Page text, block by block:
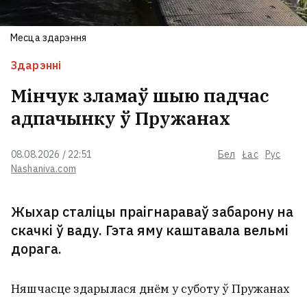
Здарэнні
Nashaniva.com
08.08.2026 / 22:51 Бел Łac Рус
Мінчук зламаў шыю падчас
адпачынку ў Пружанах
Жыхар сталіцы праігнараваў забарону на
скачкі ў ваду. Гэта яму каштавала вельмі
дорага.
Месца здарэння
Няшчасце здарылася днём у суботу ў Пружанах